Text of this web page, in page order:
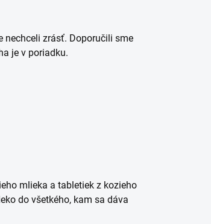
nechceli zrásť. Doporučili sme
je v poriadku.
mlieka a tabletiek z kozieho
do všetkého, kam sa dáva